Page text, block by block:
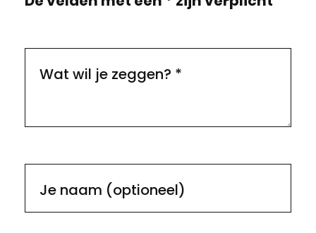
Wat wil je zeggen? *
Je naam (optioneel)